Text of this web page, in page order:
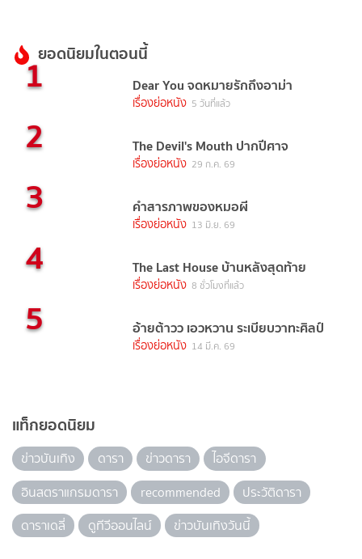
ยอดนิยมในตอนนี้
1 Dear You จดหมายรักถึงอาม่า
เรื่องย่อหนัง 5 วันที่แล้ว
2 The Devil's Mouth ปากปีศาจ
เรื่องย่อหนัง 29 ก.ค. 69
3 คำสารภาพของหมอผี
เรื่องย่อหนัง 13 มิ.ย. 69
4 The Last House บ้านหลังสุดท้าย
เรื่องย่อหนัง 8 ชั่วโมงที่แล้ว
5 อ้ายต้าวว เอวหวาน ระเบียบวาทะศิลป์
เรื่องย่อหนัง 14 มี.ค. 69
แท็กยอดนิยม
ข่าวบันเทิง ดารา ข่าวดารา
ไอจีดารา
อินสตราแกรมดารา
recommended
ประวัติดารา
ดาราเดลี่
ดูทีวีออนไลน์ ข่าวบันเทิงวันนี้